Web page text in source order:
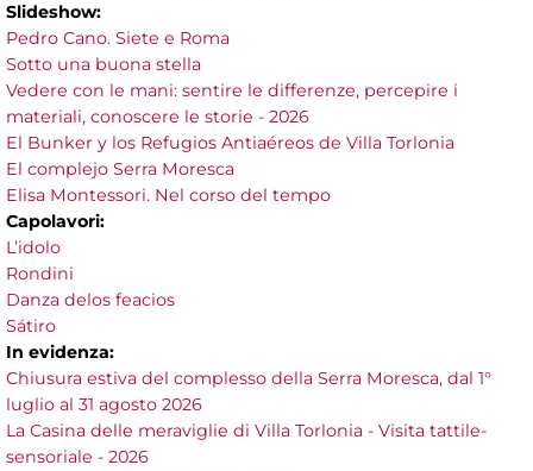
Slideshow:
Pedro Cano. Siete e Roma
Sotto una buona stella
Vedere con le mani: sentire le differenze, percepire i
materiali, conoscere le storie - 2026
El Bunker y los Refugios Antiaéreos de Villa Torlonia
El complejo Serra Moresca
Elisa Montessori. Nel corso del tempo
Capolavori:
L’idolo
Rondini
Danza delos feacios
Sátiro
In evidenza:
Chiusura estiva del complesso della Serra Moresca, dal 1°
luglio al 31 agosto 2026
La Casina delle meraviglie di Villa Torlonia - Visita tattile-
sensoriale - 2026